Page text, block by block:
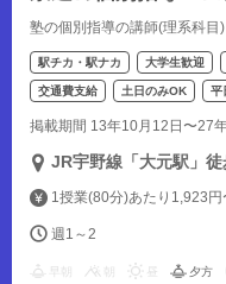
塾の個別指導の講師(理系科目
駅チカ・駅ナカ 大学生歓迎
交通費支給 土日のみOK 平
掲載期間 13年10月12日〜27
JR宇野線「大元駅」
1授業(80分)あたり1,923円
週1～2
夕方